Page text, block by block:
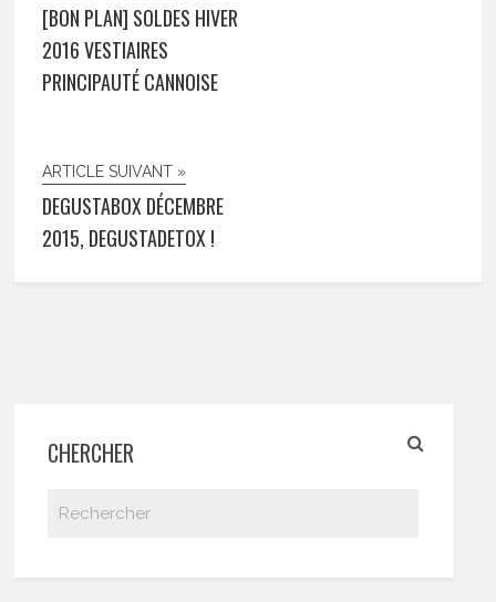
[BON PLAN] SOLDES HIVER
2016 VESTIAIRES
PRINCIPAUTÉ CANNOISE
ARTICLE SUIVANT »
DEGUSTABOX DÉCEMBRE
2015, DEGUSTADETOX !
CHERCHER